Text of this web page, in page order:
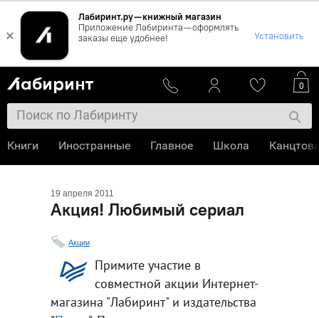
×
Лабиринт.ру — книжный магазин
Приложение Лабиринта — оформлять
заказы еще удобнее!
Установить
19 апреля 2011
Акция! Любимый сериал
Акции
Примите участие в
совместной акции Интернет-
магазина "Лабиринт" и издательства
0
Книги Иностранные Главное Школа